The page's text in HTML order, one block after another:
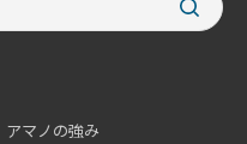
アマノの強み